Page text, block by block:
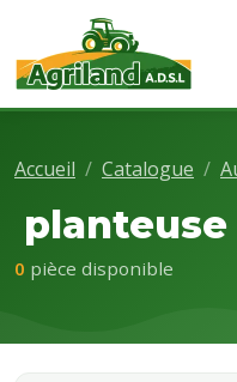
Accueil Catalogue
planteuse
0 pièce disponible